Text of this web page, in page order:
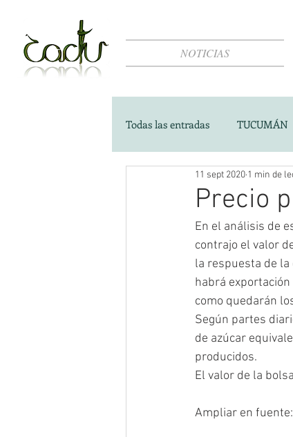
NOTICIAS
Todas las entradas TUCUMÁN
Precio
11 sept 2020 1 min de
En el análisis de
contrajo el valor
la respuesta de la
habrá
como quedarán
Según partes
de azúcar
producidos.
El valor de la
Ampliar en fuente: